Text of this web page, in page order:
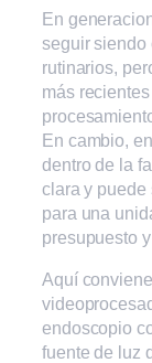
En
seguir siendo
rutinarios,
más
En cambio,
dentro de la
clara y puede
para una
presupuesto
Aquí
endoscopio
fuente de luz